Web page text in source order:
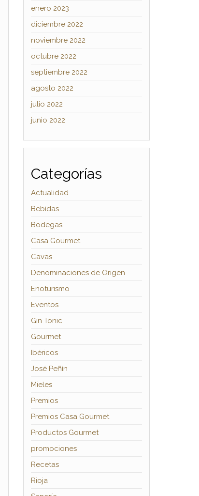
enero 2023
diciembre 2022
noviembre 2022
octubre 2022
septiembre 2022
agosto 2022
julio 2022
junio 2022
Categorías
Actualidad
Bebidas
Bodegas
Casa Gourmet
Cavas
Denominaciones de Origen
Enoturismo
Eventos
Gin Tonic
Gourmet
Ibéricos
José Peñín
Mieles
Premios
Premios Casa Gourmet
Productos Gourmet
promociones
Recetas
Rioja